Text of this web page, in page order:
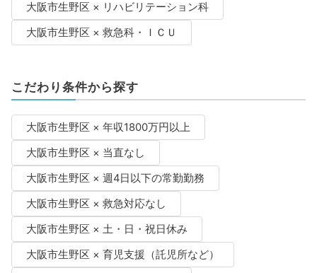
大阪市生野区 × リハビリテーション科
大阪市生野区 × 救急科・ＩＣＵ
こだわり条件から探す
大阪市生野区 × 年収1800万円以上
大阪市生野区 × 当直なし
大阪市生野区 × 週4日以下の常勤勤務
大阪市生野区 × 救急対応なし
大阪市生野区 × 土・日・祝日休み
大阪市生野区 × 育児支援（託児所など）